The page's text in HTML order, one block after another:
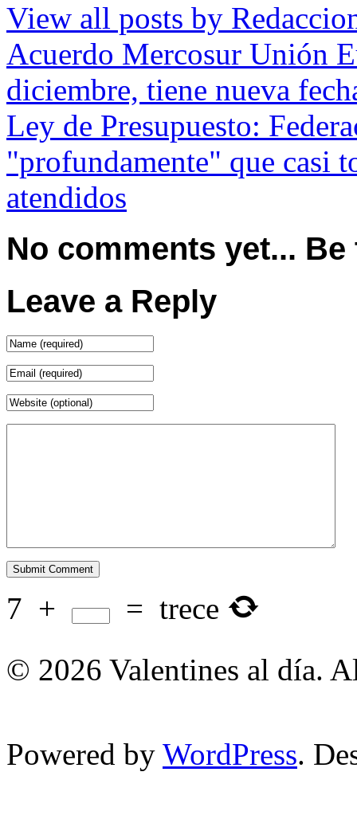
View all posts by
Acuerdo Mercosur Unión
diciembre, tiene nueva
Ley de Presupuesto:
"profundamente" que casi
atendidos
No comments yet...
Leave a Reply
7 + = trece
© 2026 Valentines al día.
Powered by WordPress.